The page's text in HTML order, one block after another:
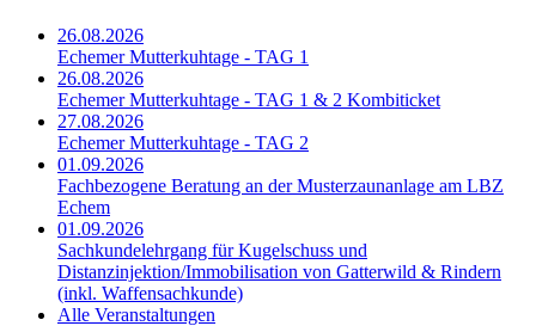
26.08.2026
Echemer Mutterkuhtage - TAG 1
26.08.2026
Echemer Mutterkuhtage - TAG 1 & 2 Kombiticket
27.08.2026
Echemer Mutterkuhtage - TAG 2
01.09.2026
Fachbezogene Beratung an der Musterzaunanlage am LBZ
Echem
01.09.2026
Sachkundelehrgang für Kugelschuss und
Distanzinjektion/Immobilisation von Gatterwild & Rindern
(inkl. Waffensachkunde)
Alle Veranstaltungen